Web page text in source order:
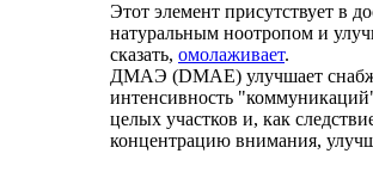
Этот элемент присутствует в
натуральным ноотропом и
сказать, омолаживает.
ДМАЭ (DMAE) улучшает
интенсивность
целых участков и, как
концентрацию внимания,